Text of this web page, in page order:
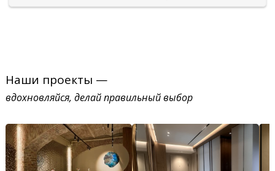
Наши проекты —
вдохновляйся, делай правильный выбор